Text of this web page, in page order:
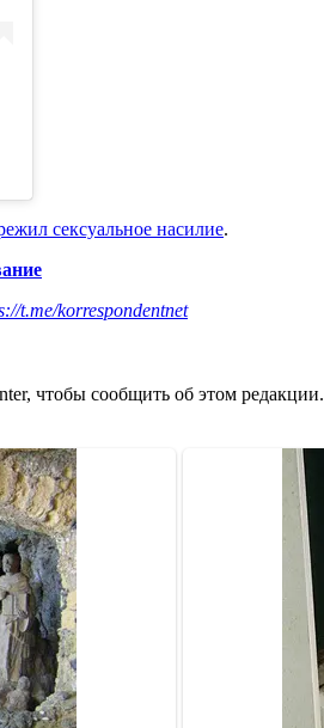
сексуальное насилие.
t.me/korrespondentnet
чтобы сообщить об этом редакции.